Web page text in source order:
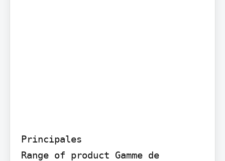
Principales
Range of product Gamme de